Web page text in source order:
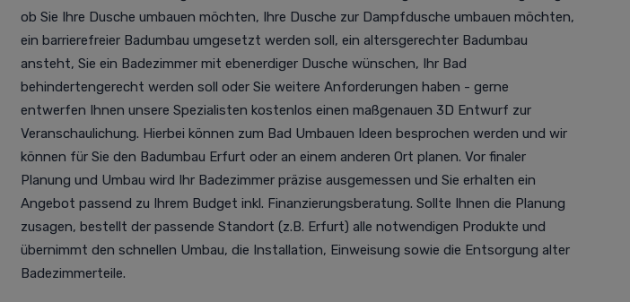
ob Sie Ihre Dusche umbauen möchten, Ihre Dusche zur Dampfdusche umbauen möchten,
ein barrierefreier Badumbau umgesetzt werden soll, ein altersgerechter Badumbau
ansteht, Sie ein Badezimmer mit ebenerdiger Dusche wünschen, Ihr Bad
behindertengerecht werden soll oder Sie weitere Anforderungen haben - gerne
entwerfen Ihnen unsere Spezialisten kostenlos einen maßgenauen 3D Entwurf zur
Veranschaulichung. Hierbei können zum Bad Umbauen Ideen besprochen werden und wir
können für Sie den Badumbau Erfurt oder an einem anderen Ort planen. Vor finaler
Planung und Umbau wird Ihr Badezimmer präzise ausgemessen und Sie erhalten ein
Angebot passend zu Ihrem Budget inkl. Finanzierungsberatung. Sollte Ihnen die Planung
zusagen, bestellt der passende Standort (z.B. Erfurt) alle notwendigen Produkte und
übernimmt den schnellen Umbau, die Installation, Einweisung sowie die Entsorgung alter
Badezimmerteile.